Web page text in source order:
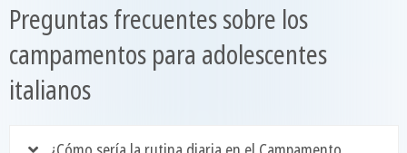
Preguntas frecuentes sobre los
campamentos para adolescentes
italianos